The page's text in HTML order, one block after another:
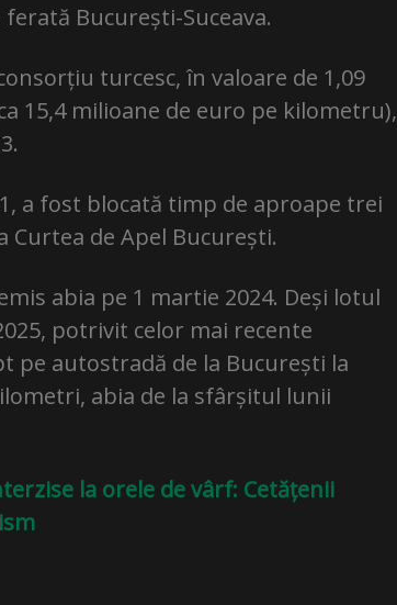
București-Suceava.
turcesc, în valoare de 1,09
15,4 milioane de euro pe kilometru),
a fost blocată timp de aproape trei
de Apel București.
abia pe 1 martie 2024. Deși lotul
potrivit celor mai recente
pe autostradă de la București la
abia de la sfârșitul lunii
la orele de vârf: Cetățenii